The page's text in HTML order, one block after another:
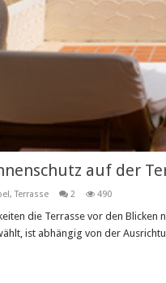
auf der
,Terrasse 2 490
die Terrasse vor den
ist abhängig von der